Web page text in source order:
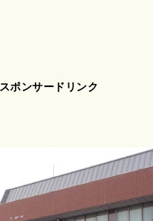
スポンサードリンク